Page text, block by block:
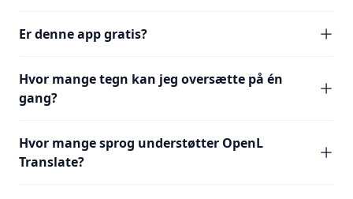
Er denne app gratis?
Hvor mange tegn kan jeg oversætte på én
gang?
Hvor mange sprog understøtter OpenL
Translate?